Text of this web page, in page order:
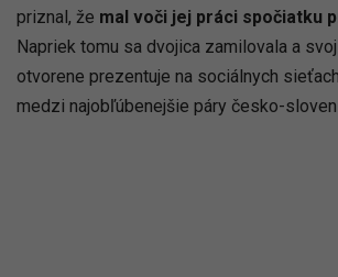
priznal, že mal voči jej práci spočiatku
Napriek tomu sa dvojica zamilovala a
otvorene prezentuje na sociálnych
medzi najobľúbenejšie páry česko-